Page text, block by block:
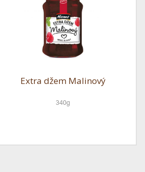
Extra džem Malinový
340g